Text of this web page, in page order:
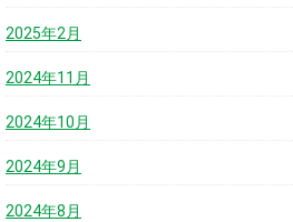
2025年2月
2024年11月
2024年10月
2024年9月
2024年8月